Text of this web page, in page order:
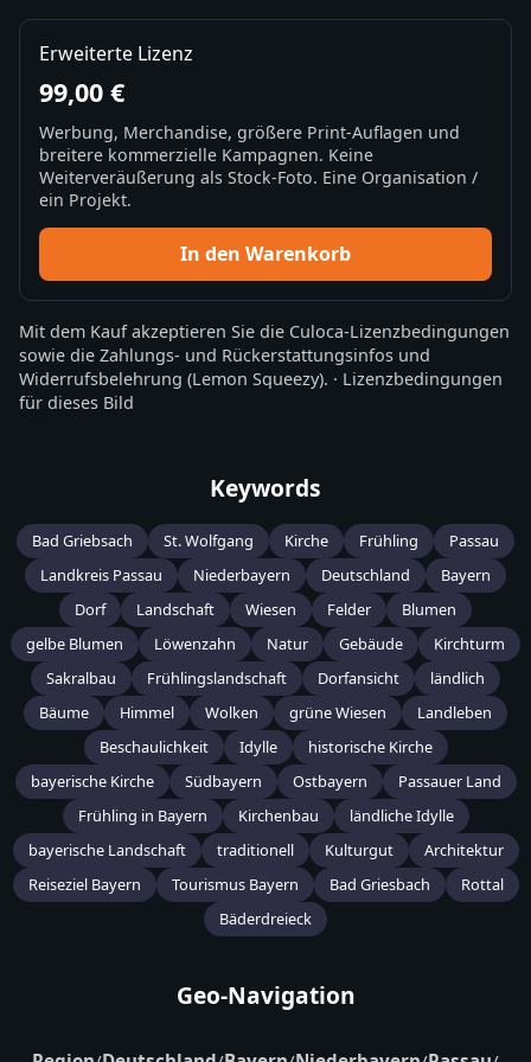
Erweiterte Lizenz
99,00 €
Werbung, Merchandise, größere Print-Auflagen und
breitere kommerzielle Kampagnen. Keine
Weiterveräußerung als Stock-Foto. Eine Organisation /
ein Projekt.
In den Warenkorb
Mit dem Kauf akzeptieren Sie die Culoca-Lizenzbedingungen
sowie die Zahlungs- und Rückerstattungsinfos und
Widerrufsbelehrung (Lemon Squeezy). · Lizenzbedingungen
für dieses Bild
Keywords
Bad Griebsach St. Wolfgang Kirche Frühling
Passau
Landkreis Passau
Niederbayern Deutschland
Bayern
Dorf
Landschaft Wiesen Felder
Blumen
gelbe Blumen
Löwenzahn Natur Gebäude
Kirchturm
Sakralbau
Frühlingslandschaft Dorfansicht
ländlich
Bäume
Himmel Wolken grüne Wiesen
Landleben
Beschaulichkeit
Idylle
historische Kirche
bayerische Kirche
Südbayern Ostbayern
Passauer Land
Frühling in Bayern
Kirchenbau
ländliche Idylle
bayerische Landschaft
traditionell Kulturgut
Architektur
Reiseziel Bayern
Tourismus Bayern Bad Griesbach
Rottal
Bäderdreieck
Geo-Navigation